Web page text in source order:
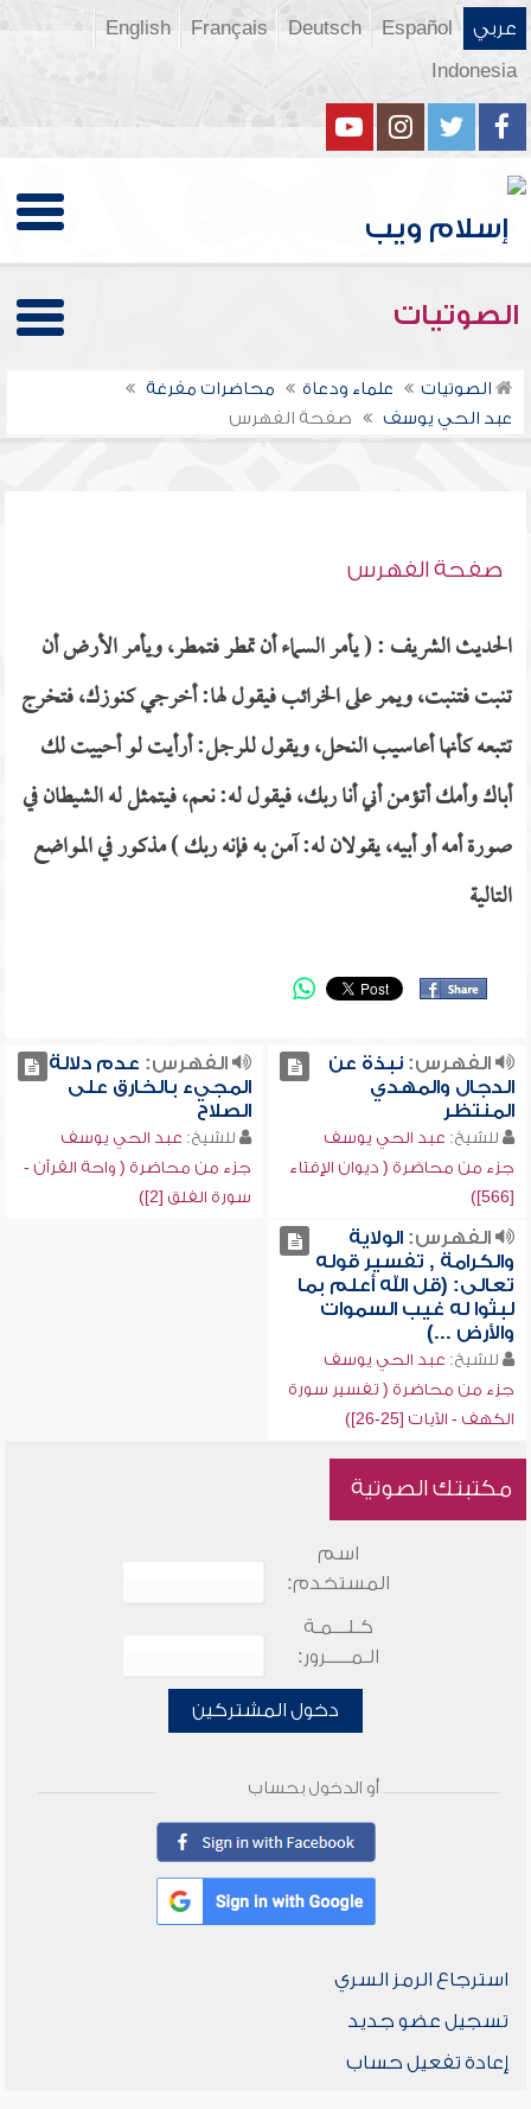
عربي Español
Deutsch
Français
English
Indonesia
الصوتيات
الصوتيات علماء ودعاة
محاضرات مفرغة
عبد الحي يوسف
صفحة الفهرس
صفحة الفهرس
الحديث الشريف : ( يأمر السماء أن تمطر فتمطر، ويأمر الأرض أن
تنبت فتنبت، ويمر على الخرائب فيقول لها: أخرجي كنوزك، فتخرج
تتبعه كأنها أعاسيب النحل، ويقول للرجل: أرأيت لو أحييت لك
أباك وأمك أتؤمن أني أنا ربك، فيقول له: نعم، فيتمثل له الشيطان في
صورة أمه أو أبيه، يقولان له: آمن به فإنه ربك ) مذكور في المواضع
التالية
الفهرس:نبذة عن
الدجال والمهدي
المنتظر
للشيخ: عبد الحي يوسف
جزء من محاضرة ( ديوان الإفتاء
[566])
الفهرس: عدم دلالة
المجيء بالخارق على
الصلاح
للشيخ: عبد الحي يوسف
جزء من محاضرة ( واحة القرآن -
سورة الفلق [2])
الفهرس:الولاية
والكرامة , تفسير قوله
تعالى: (قل الله أعلم بما
لبثوا له غيب السموات
والأرض ...)
للشيخ: عبد الحي يوسف
جزء من محاضرة ( تفسير سورة
الكهف - الآيات [25-26])
مكتبتك الصوتية
اسم
المستخدم:
كـلـــمـة
الـمـــــرور:
دخول المشتركين
أو الدخول بحساب
استرجاع الرمز السري
تسجيل عضو جديد
إعادة تفعيل حساب